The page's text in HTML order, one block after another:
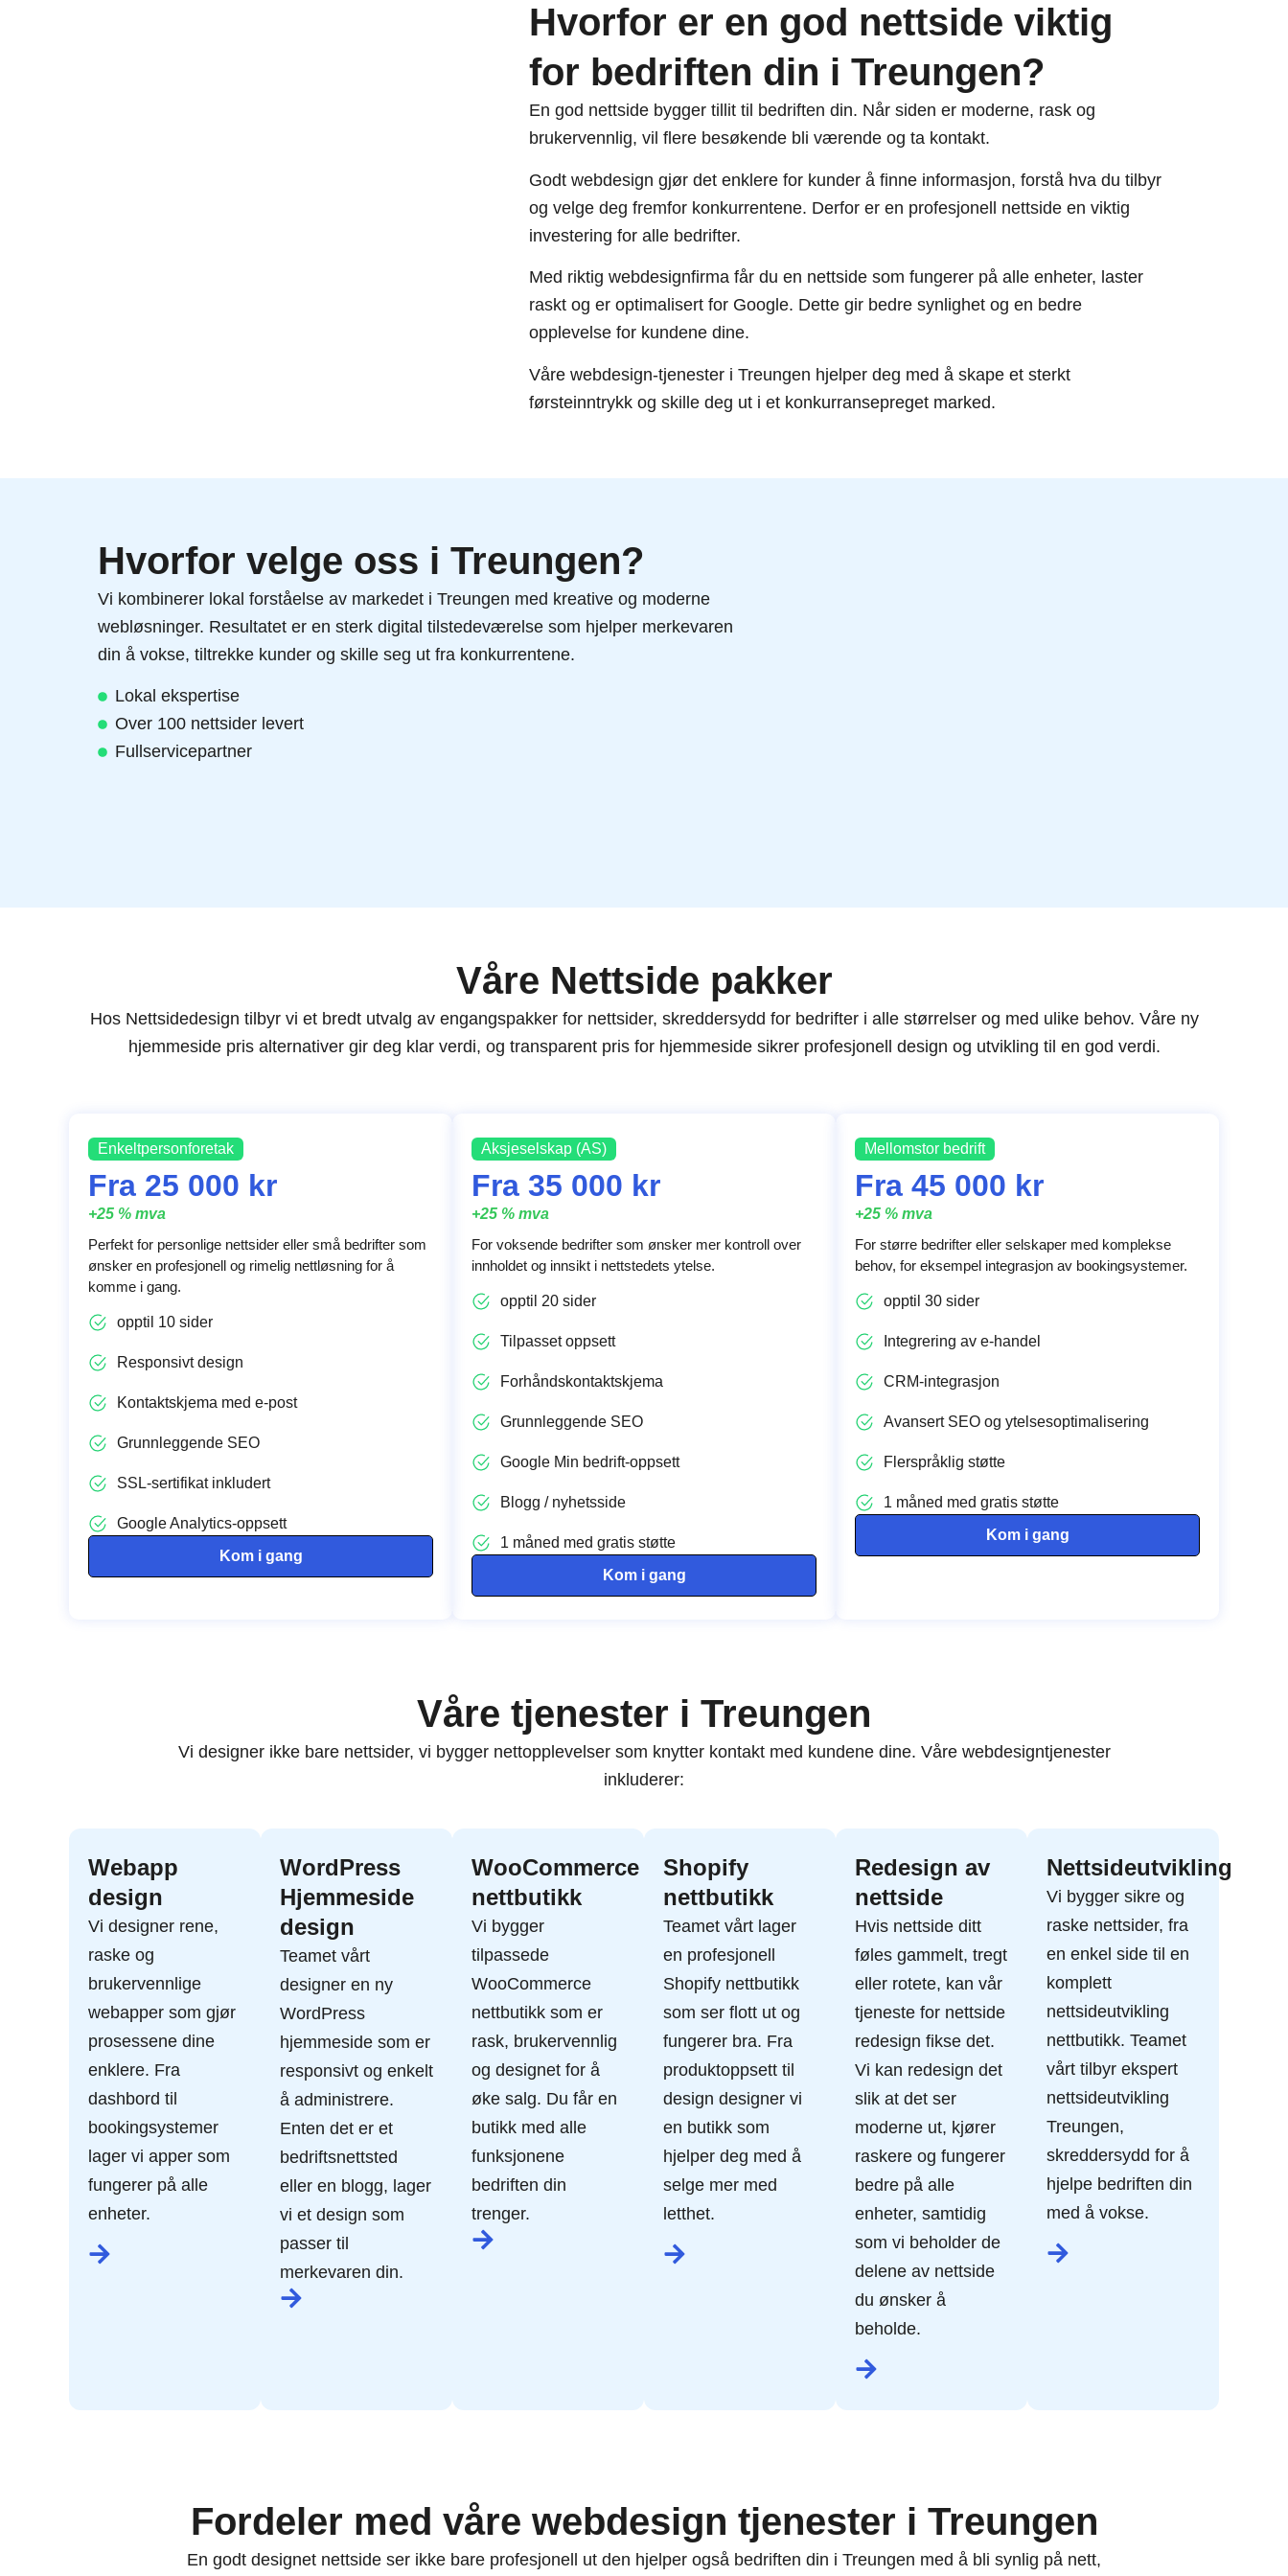
Hvorfor er en god nettside viktig
for bedriften din i Treungen?
En god nettside bygger tillit til bedriften din. Når siden er moderne, rask og
brukervennlig, vil flere besøkende bli værende og ta kontakt.
Godt webdesign gjør det enklere for kunder å finne informasjon, forstå hva du tilbyr
og velge deg fremfor konkurrentene. Derfor er en profesjonell nettside en viktig
investering for alle bedrifter.
Med riktig webdesignfirma får du en nettside som fungerer på alle enheter, laster
raskt og er optimalisert for Google. Dette gir bedre synlighet og en bedre
opplevelse for kundene dine.
Våre webdesign-tjenester i Treungen hjelper deg med å skape et sterkt
førsteinntrykk og skille deg ut i et konkurransepreget marked.
Hvorfor velge oss i Treungen?
Vi kombinerer lokal forståelse av markedet i Treungen med kreative og moderne
webløsninger. Resultatet er en sterk digital tilstedeværelse som hjelper merkevaren
din å vokse, tiltrekke kunder og skille seg ut fra konkurrentene.
Lokal ekspertise
Over 100 nettsider levert
Fullservicepartner
Våre Nettside pakker
Hos Nettsidedesign tilbyr vi et bredt utvalg av engangspakker for nettsider, skreddersydd for bedrifter i alle størrelser og med ulike behov. Våre ny
hjemmeside pris alternativer gir deg klar verdi, og transparent pris for hjemmeside sikrer profesjonell design og utvikling til en god verdi.
Enkeltpersonforetak
Fra 25 000 kr
+25 % mva
Perfekt for personlige nettsider eller små bedrifter som
ønsker en profesjonell og rimelig nettløsning for å
komme i gang.
opptil 10 sider
Responsivt design
Kontaktskjema med e-post
Grunnleggende SEO
SSL-sertifikat inkludert
Google Analytics-oppsett
Kom i gang
Aksjeselskap (AS)
Fra 35 000 kr
+25 % mva
For voksende bedrifter som ønsker mer kontroll over
innholdet og innsikt i nettstedets ytelse.
opptil 20 sider
Tilpasset oppsett
Forhåndskontaktskjema
Grunnleggende SEO
Google Min bedrift-oppsett
Blogg / nyhetsside
1 måned med gratis støtte
Kom i gang
Mellomstor bedrift
Fra 45 000 kr
+25 % mva
For større bedrifter eller selskaper med komplekse
behov, for eksempel integrasjon av bookingsystemer.
opptil 30 sider
Integrering av e-handel
CRM-integrasjon
Avansert SEO og ytelsesoptimalisering
Flerspråklig støtte
1 måned med gratis støtte
Kom i gang
Våre tjenester i Treungen
Vi designer ikke bare nettsider, vi bygger nettopplevelser som knytter kontakt med kundene dine. Våre webdesigntjenester
inkluderer:
Webapp
design
Vi designer rene,
raske og
brukervennlige
webapper som gjør
prosessene dine
enklere. Fra
dashbord til
bookingsystemer
lager vi apper som
fungerer på alle
enheter.
WordPress
Hjemmeside
design
Teamet vårt
designer en ny
WordPress
hjemmeside som er
responsivt og enkelt
å administrere.
Enten det er et
bedriftsnettsted
eller en blogg, lager
vi et design som
passer til
merkevaren din.
WooCommerce
nettbutikk
Vi bygger
tilpassede
WooCommerce
nettbutikk som er
rask, brukervennlig
og designet for å
øke salg. Du får en
butikk med alle
funksjonene
bedriften din
trenger.
Shopify
nettbutikk
Teamet vårt lager
en profesjonell
Shopify nettbutikk
som ser flott ut og
fungerer bra. Fra
produktoppsett til
design designer vi
en butikk som
hjelper deg med å
selge mer med
letthet.
Redesign av
nettside
Hvis nettside ditt
føles gammelt, tregt
eller rotete, kan vår
tjeneste for nettside
redesign fikse det.
Vi kan redesign det
slik at det ser
moderne ut, kjører
raskere og fungerer
bedre på alle
enheter, samtidig
som vi beholder de
delene av nettside
du ønsker å
beholde.
Nettsideutvikling
Vi bygger sikre og
raske nettsider, fra
en enkel side til en
komplett
nettsideutvikling
nettbutikk. Teamet
vårt tilbyr ekspert
nettsideutvikling
Treungen,
skreddersydd for å
hjelpe bedriften din
med å vokse.
Fordeler med våre webdesign tjenester i Treungen
En godt designet nettside ser ikke bare profesjonell ut den hjelper også bedriften din i Treungen med å bli synlig på nett,